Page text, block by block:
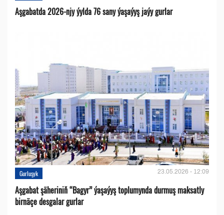
Aşgabatda 2026-njy ýylda 76 sany ýaşaýyş jaýy gurlar
Gurluşyk 23.05.2026 - 12:09
Aşgabat şäheriniň “Bagyr” ýaşaýyş toplumynda durmuş maksatly
birnäçe desgalar gurlar